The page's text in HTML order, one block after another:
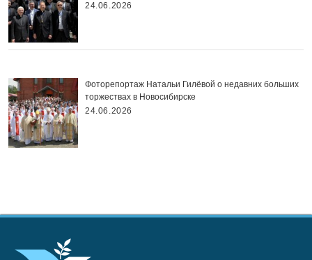
24.06.2026
Фоторепортаж Натальи Гилёвой о недавних больших
торжествах в Новосибирске
24.06.2026